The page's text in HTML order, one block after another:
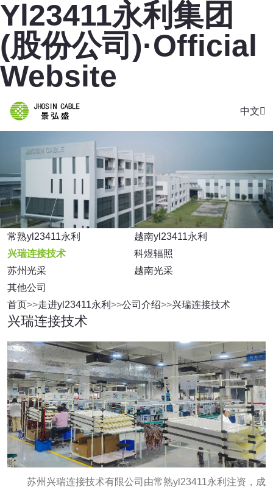
Yl23411永利集团
(股份公司)·Official
Website
中文
常熟yl23411永利
越南yl23411永利
兴瑞连接技术
科煜辐照
苏州光采
越南光采
其他公司
首页>>走进yl23411永利 >>公司介绍>>兴瑞连接技术
兴瑞连接技术
苏州兴瑞连接技术有限公司由常熟yl23411永利注资，成